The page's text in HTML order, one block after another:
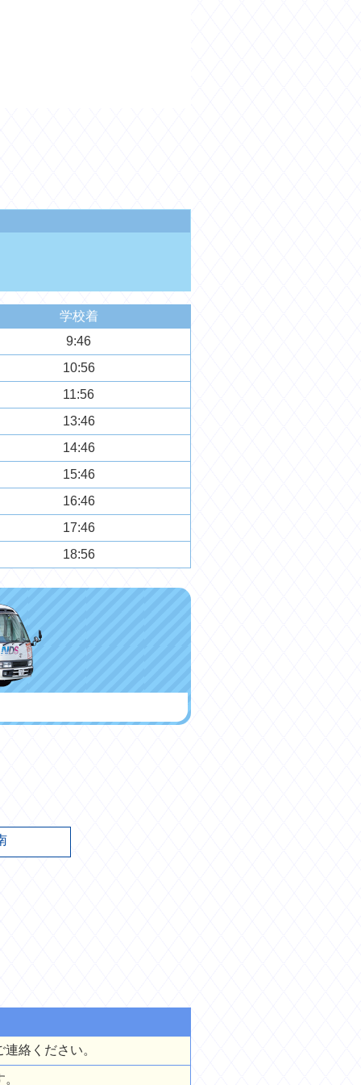
学校着
9:46
10:56
11:56
13:46
14:46
15:46
16:46
17:46
18:56
絡ください。